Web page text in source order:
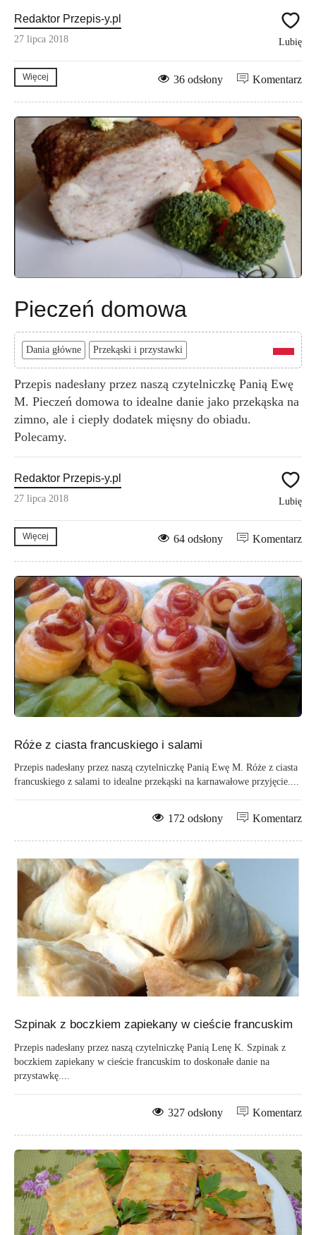
Redaktor Przepis-y.pl
27 lipca 2018 Lubię
Więcej Komentarz
36 odsłony
Pieczeń domowa
Dania główne Przekąski i przystawki
Przepis nadesłany przez naszą czytelniczkę Panią Ewę
M. Pieczeń domowa to idealne danie jako przekąska na
zimno, ale i ciepły dodatek mięsny do obiadu.
Polecamy.
Redaktor Przepis-y.pl
27 lipca 2018 Lubię
Więcej Komentarz
64 odsłony
Róże z ciasta francuskiego i salami
Przepis nadesłany przez naszą czytelniczkę Panią Ewę M. Róże z ciasta
francuskiego z salami to idealne przekąski na karnawałowe przyjęcie....
Komentarz
172 odsłony
Szpinak z boczkiem zapiekany w cieście francuskim
Przepis nadesłany przez naszą czytelniczkę Panią Lenę K. Szpinak z
boczkiem zapiekany w cieście francuskim to doskonałe danie na
przystawkę....
Komentarz
327 odsłony